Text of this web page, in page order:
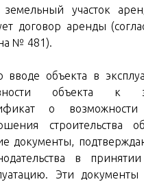
земельный участок
договор аренды
№ 481).
вводе объекта в
объекта к
о возможности
строительства
документы,
в
Эти документы